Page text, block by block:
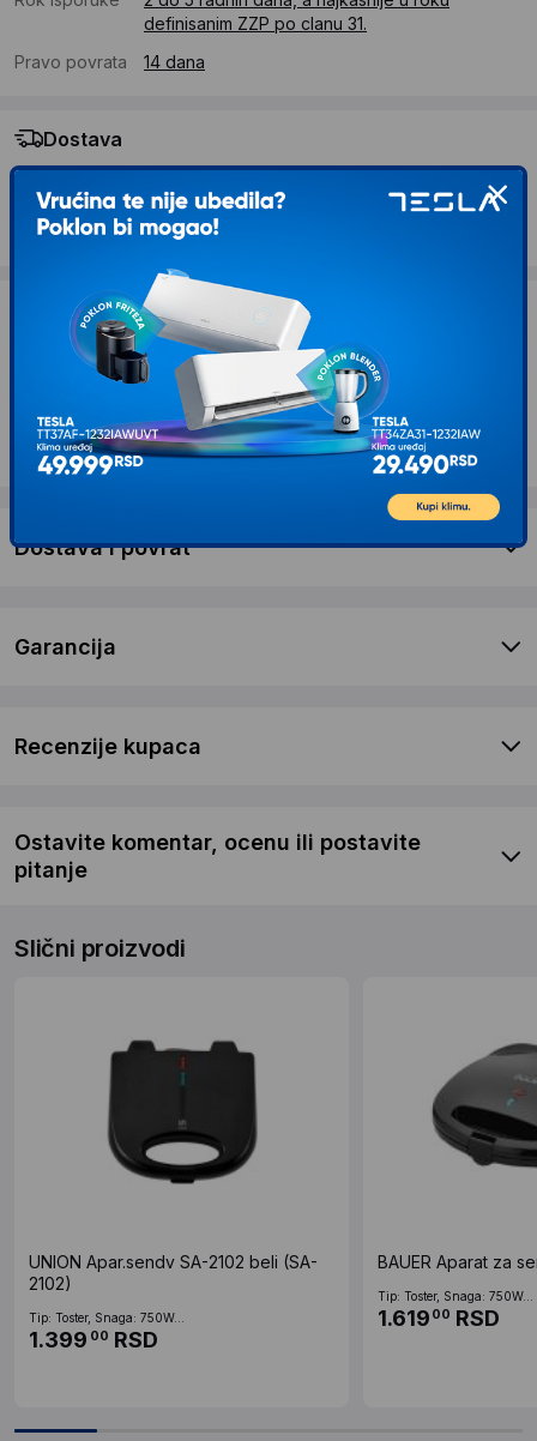
definisanim ZZP po clanu 31.
Pravo povrata
14 dana
Dostava
Standardna dostava se očekuje u roku od 2 do 5 radnih
dana
Troskovi dostave 690 RSD
Želite li ponudu za firmu?
Kontaktirajte nas
Opis proizvoda ARIETE AR1971DG Aparat za
sendviče
Dostava i povrat
Garancija
Recenzije kupaca
Ostavite komentar, ocenu ili postavite
pitanje
Slični proizvodi
UNION Apar.sendv SA-2102 beli (SA-
2102)
Tip: Toster, Snaga: 750W...
1.399 00 RSD
BAUER Aparat za
Tip: Toster, Snaga: 750W...
1.619 00 RSD